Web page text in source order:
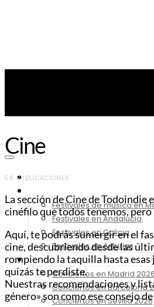
Noticias
Festivales de música en
Festivales en Andalucia
Festivales en Galicia
Festivales en Asturias
Conciertos 2026
Conciertos en Madrid 2026
Conciertos en Barcelona
Conciertos en Sevilla 2026
Cine
56 PUBLICACIONES
La sección de Cine de Todoindie
cinéfilo que todos tenemos, pero
Aquí, te podrás sumergir en el
cine, descubriendo desde las
rompiendo la taquilla hasta esas
quizás te perdiste.
Nuestras recomendaciones y
género» son como ese consejo